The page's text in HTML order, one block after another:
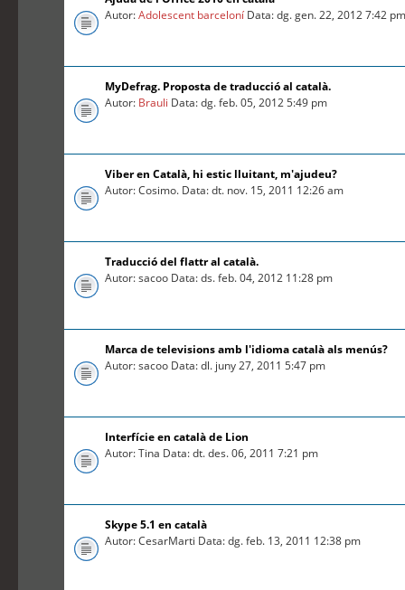
Autor:Adolescent barceloní Data: dg. gen. 22, 2012 7:42
MyDefrag. Proposta de traducció al català.
Autor: Brauli Data: dg. feb. 05, 2012 5:49 pm
Viber en Català, hi estic lluitant, m'ajudeu?
Autor: Cosimo. Data: dt. nov. 15, 2011 12:26 am
Traducció del flattr al català.
Autor: sacoo Data: ds. feb. 04, 2012 11:28 pm
Marca de televisions amb l'idioma català als menús?
Autor: sacoo Data: dl. juny 27, 2011 5:47 pm
Interfície en català de Lion
Autor: Tina Data: dt. des. 06, 2011 7:21 pm
Skype 5.1 en català
Autor: CesarMarti Data: dg. feb. 13, 2011 12:38 pm